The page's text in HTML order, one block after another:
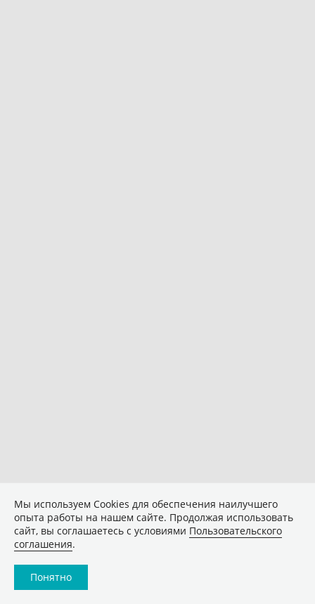
Мы используем Сookies для обеспечения наилучшего
опыта работы на нашем сайте. Продолжая использовать
сайт, вы соглашаетесь с условиями Пользовательского
соглашения.
Понятно